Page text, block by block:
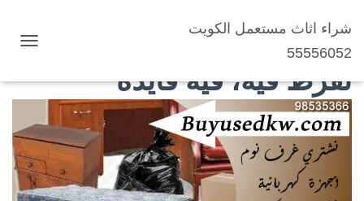
شراء اثاث مستعمل الكويت
55556052
د
ي
ا
ت
ن
ق
اثاث مستعمل القصور – لا
تفرّط فيه، فيه فايدة